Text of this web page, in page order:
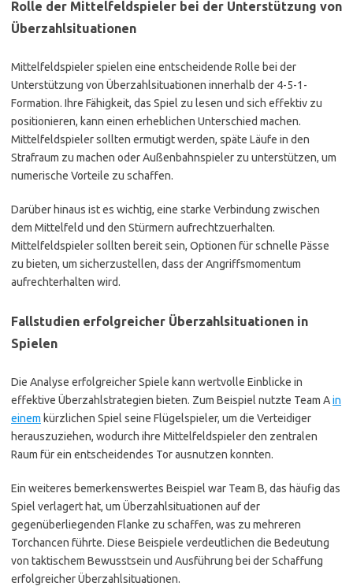
Rolle der Mittelfeldspieler bei der Unterstützung von
Überzahlsituationen
Mittelfeldspieler spielen eine entscheidende Rolle bei der
Unterstützung von Überzahlsituationen innerhalb der 4-5-1-
Formation. Ihre Fähigkeit, das Spiel zu lesen und sich effektiv zu
positionieren, kann einen erheblichen Unterschied machen.
Mittelfeldspieler sollten ermutigt werden, späte Läufe in den
Strafraum zu machen oder Außenbahnspieler zu unterstützen, um
numerische Vorteile zu schaffen.
Darüber hinaus ist es wichtig, eine starke Verbindung zwischen
dem Mittelfeld und den Stürmern aufrechtzuerhalten.
Mittelfeldspieler sollten bereit sein, Optionen für schnelle Pässe
zu bieten, um sicherzustellen, dass der Angriffsmomentum
aufrechterhalten wird.
Fallstudien erfolgreicher Überzahlsituationen in
Spielen
Die Analyse erfolgreicher Spiele kann wertvolle Einblicke in
effektive Überzahlstrategien bieten. Zum Beispiel nutzte Team Ain
einem kürzlichen Spiel seine Flügelspieler, um die Verteidiger
herauszuziehen, wodurch ihre Mittelfeldspieler den zentralen
Raum für ein entscheidendes Tor ausnutzen konnten.
Ein weiteres bemerkenswertes Beispiel war Team B, das häufig das
Spiel verlagert hat, um Überzahlsituationen auf der
gegenüberliegenden Flanke zu schaffen, was zu mehreren
Torchancen führte. Diese Beispiele verdeutlichen die Bedeutung
von taktischem Bewusstsein und Ausführung bei der Schaffung
erfolgreicher Überzahlsituationen.